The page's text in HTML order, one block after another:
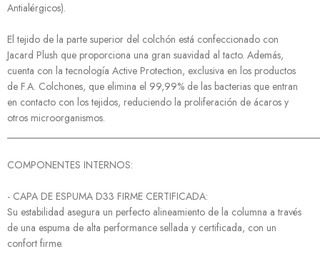
Antialérgicos).
El tejido de la parte superior del colchón está confeccionado con
Jacard Plush que proporciona una gran suavidad al tacto. Además,
cuenta con la tecnología Active Protection, exclusiva en los productos
de F.A. Colchones, que elimina el 99,99% de las bacterias que entran
en contacto con los tejidos, reduciendo la proliferación de ácaros y
otros microorganismos.
COMPONENTES INTERNOS:
- CAPA DE ESPUMA D33 FIRME CERTIFICADA:
Su estabilidad asegura un perfecto alineamiento de la columna a través
de una espuma de alta performance sellada y certificada, con un
confort firme.